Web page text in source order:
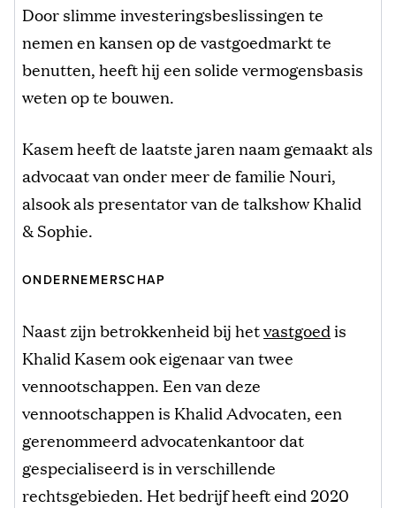
Door slimme investeringsbeslissingen te
nemen en kansen op de vastgoedmarkt te
benutten, heeft hij een solide vermogensbasis
weten op te bouwen.
Kasem heeft de laatste jaren naam gemaakt als
advocaat van onder meer de familie Nouri,
alsook als presentator van de talkshow Khalid
& Sophie.
ONDERNEMERSCHAP
Naast zijn betrokkenheid bij hetvastgoedis
Khalid Kasem ook eigenaar van twee
vennootschappen. Een van deze
vennootschappen is Khalid Advocaten, een
gerenommeerd advocatenkantoor dat
gespecialiseerd is in verschillende
rechtsgebieden. Het bedrijf heeft eind 2020